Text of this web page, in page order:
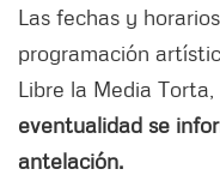
Las fechas y
programación
Libre la Media Torta,
eventualidad se
antelación.